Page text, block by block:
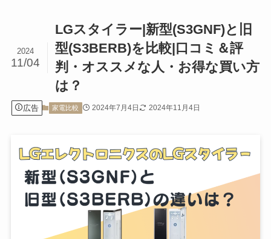
LGスタイラー|新型(S3GNF)と旧
型(S3BERB)を比較|口コミ＆評
判・オススメな人・お得な買い方
は？
2024
11/04
広告 家電比較 2024年7月4日 2024年11月4日